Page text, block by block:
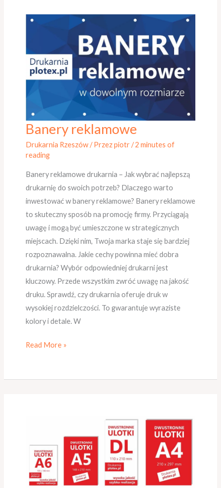
Banery reklamowe
Drukarnia Rzeszów/ Przezpiotr/2 minutes of
reading
Banery reklamowe drukarnia – Jak wybrać najlepszą
drukarnię do swoich potrzeb? Dlaczego warto
inwestować w banery reklamowe? Banery reklamowe
to skuteczny sposób na promocję firmy. Przyciągają
uwagę i mogą być umieszczone w strategicznych
miejscach. Dzięki nim, Twoja marka staje się bardziej
rozpoznawalna. Jakie cechy powinna mieć dobra
drukarnia? Wybór odpowiedniej drukarni jest
kluczowy. Przede wszystkim zwróć uwagę na jakość
druku. Sprawdź, czy drukarnia oferuje druk w
wysokiej rozdzielczości. To gwarantuje wyraziste
kolory i detale. W
Banery
reklamowe
Read More »